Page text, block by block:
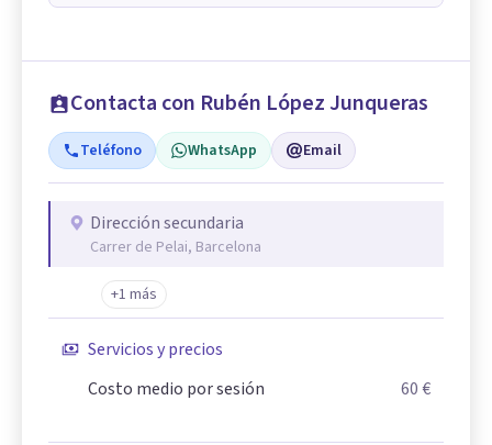
Contacta con Rubén López Junqueras
Teléfono WhatsApp Email
Dirección secundaria
Carrer de Pelai, Barcelona
+1 más
Servicios y precios
Costo medio por sesión
60 €